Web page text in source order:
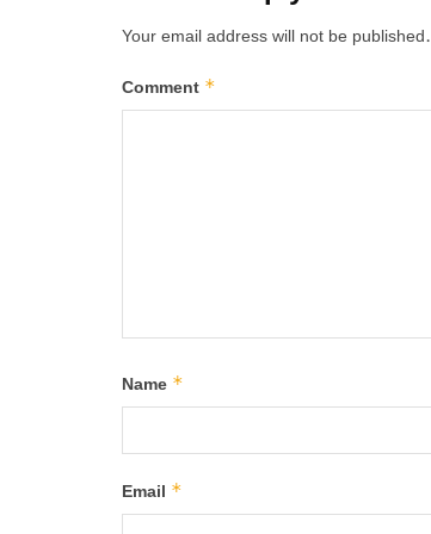
Your email address will not be published.
Comment *
Name *
Email *